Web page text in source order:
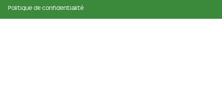
Politique de confidentialité